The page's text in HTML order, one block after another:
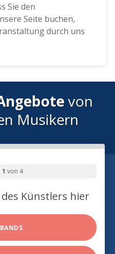
Sie den
Seite buchen,
durch uns
von
Musikern
von 4
Künstlers hier